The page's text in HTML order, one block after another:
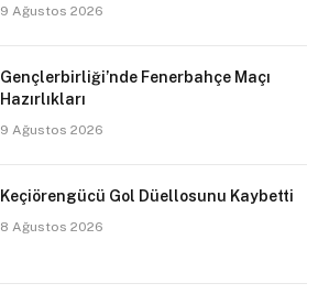
9 Ağustos 2026
Gençlerbirliği’nde Fenerbahçe Maçı
Hazırlıkları
9 Ağustos 2026
Keçiörengücü Gol Düellosunu Kaybetti
8 Ağustos 2026